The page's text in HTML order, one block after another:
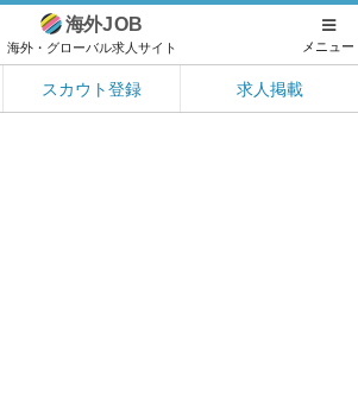
海外JOB
海外・グローバル求人サイト メニュー
スカウト登録 求人掲載